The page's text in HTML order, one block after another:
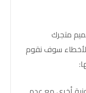
متجرك
سوف نقوم